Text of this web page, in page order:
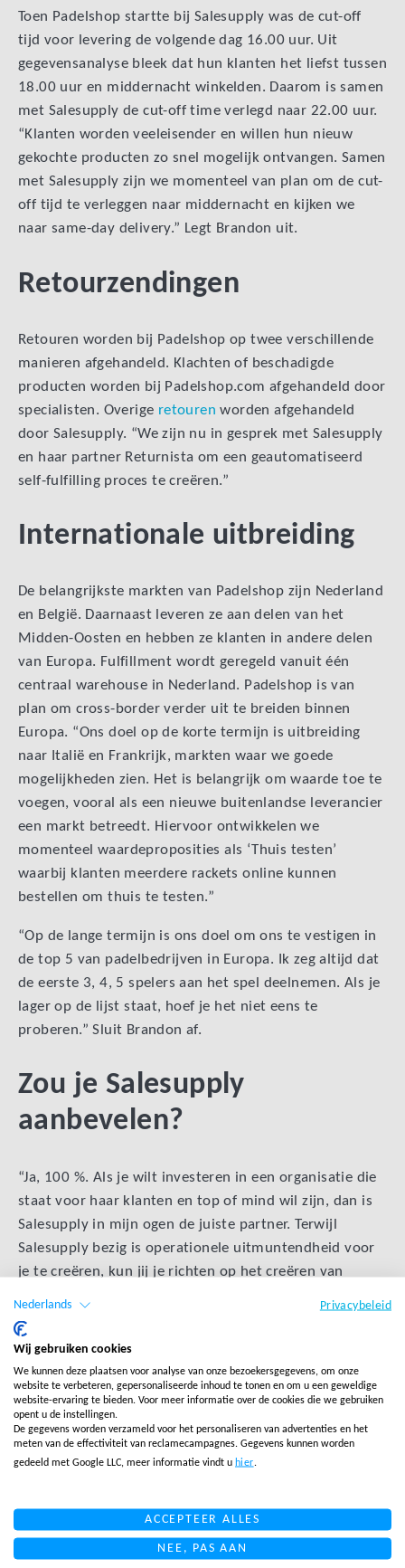
Toen Padelshop startte bij Salesupply was de cut-off
tijd voor levering de volgende dag 16.00 uur. Uit
gegevensanalyse bleek dat hun klanten het liefst tussen
18.00 uur en middernacht winkelden. Daarom is samen
met Salesupply de cut-off time verlegd naar 22.00 uur.
“Klanten worden veeleisender en willen hun nieuw
gekochte producten zo snel mogelijk ontvangen. Samen
met Salesupply zijn we momenteel van plan om de cut-
off tijd te verleggen naar middernacht en kijken we
naar same-day delivery.” Legt Brandon uit.
Retourzendingen
Retouren worden bij Padelshop op twee verschillende
manieren afgehandeld. Klachten of beschadigde
producten worden bij Padelshop.com afgehandeld door
specialisten. Overige retouren worden afgehandeld
door Salesupply. “We zijn nu in gesprek met Salesupply
en haar partner Returnista om een geautomatiseerd
self-fulfilling proces te creëren.”
Internationale uitbreiding
De belangrijkste markten van Padelshop zijn Nederland
en België. Daarnaast leveren ze aan delen van het
Midden-Oosten en hebben ze klanten in andere delen
van Europa. Fulfillment wordt geregeld vanuit één
centraal warehouse in Nederland. Padelshop is van
plan om cross-border verder uit te breiden binnen
Europa. “Ons doel op de korte termijn is uitbreiding
naar Italië en Frankrijk, markten waar we goede
mogelijkheden zien. Het is belangrijk om waarde toe te
voegen, vooral als een nieuwe buitenlandse leverancier
een markt betreedt. Hiervoor ontwikkelen we
momenteel waardeproposities als ‘Thuis testen’
waarbij klanten meerdere rackets online kunnen
bestellen om thuis te testen.”
“Op de lange termijn is ons doel om ons te vestigen in
de top 5 van padelbedrijven in Europa. Ik zeg altijd dat
de eerste 3, 4, 5 spelers aan het spel deelnemen. Als je
lager op de lijst staat, hoef je het niet eens te
proberen.” Sluit Brandon af.
Zou je Salesupply
aanbevelen?
“Ja, 100 %. Als je wilt investeren in een organisatie die
staat voor haar klanten en top of mind wil zijn, dan is
Salesupply in mijn ogen de juiste partner. Terwijl
Salesupply bezig is operationele uitmuntendheid voor
je te creëren, kun jij je richten op het creëren van
Gerelateerde berichten
LINK BTN
Nederlands Privacybeleid
Wij gebruiken cookies
We kunnen deze plaatsen voor analyse van onze bezoekersgegevens, om onze
website te verbeteren, gepersonaliseerde inhoud te tonen en om u een geweldige
website-ervaring te bieden. Voor meer informatie over de cookies die we gebruiken
opent u de instellingen.
De gegevens worden verzameld voor het personaliseren van advertenties en het
meten van de effectiviteit van reclamecampagnes. Gegevens kunnen worden
gedeeld met Google LLC, meer informatie vindt u hier.
ACCEPTEER ALLES
NEE, PAS AAN